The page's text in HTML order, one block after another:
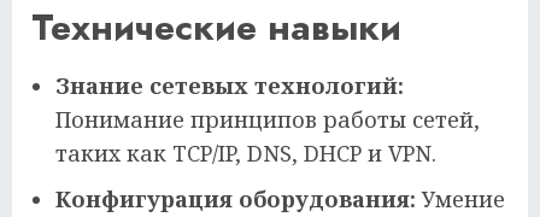
Технические навыки
Знание сетевых технологий:
Понимание принципов работы сетей,
таких как TCP/IP, DNS, DHCP и VPN.
Конфигурация оборудования: Умение